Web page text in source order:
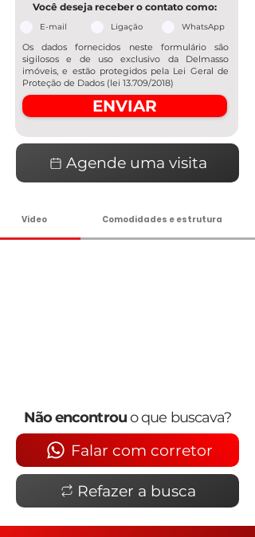
Você deseja receber o contato como:
E-mail Ligação WhatsApp
Os dados fornecidos neste formulário são
sigilosos e de uso exclusivo da Delmasso
imóveis, e estão protegidos pela Lei Geral de
Proteção de Dados (lei 13.709/2018)
ENVIAR
Agende uma visita
Vídeo Comodidades e estrutura
Não encontrouo que buscava?
Falar com corretor
Refazer a busca